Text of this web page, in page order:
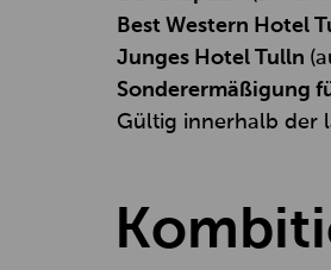
Best Western Hotel
Junges Hotel Tulln
Sonderermäßigung
Gültig innerhalb der